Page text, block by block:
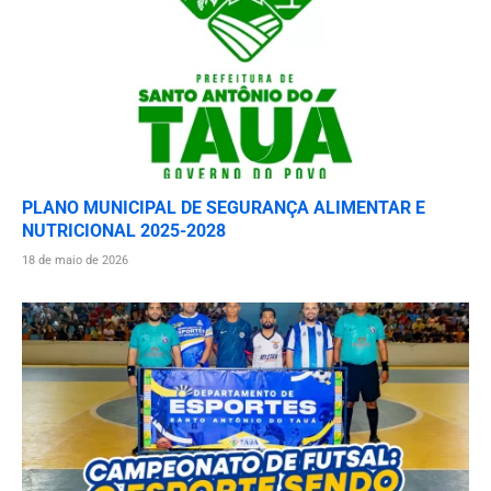
PLANO MUNICIPAL DE SEGURANÇA ALIMENTAR E
NUTRICIONAL 2025-2028
18 de maio de 2026